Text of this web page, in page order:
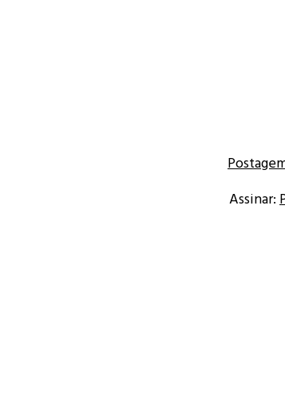
Assinar: